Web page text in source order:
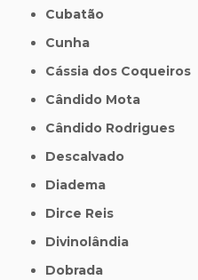
Cubatão
Cunha
Cássia dos Coqueiros
Cândido Mota
Cândido Rodrigues
Descalvado
Diadema
Dirce Reis
Divinolândia
Dobrada